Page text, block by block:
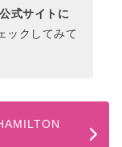
式サイトに
ックしてみて